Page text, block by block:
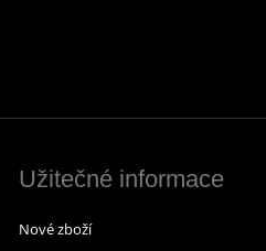
Užitečné informace
Nové zboží